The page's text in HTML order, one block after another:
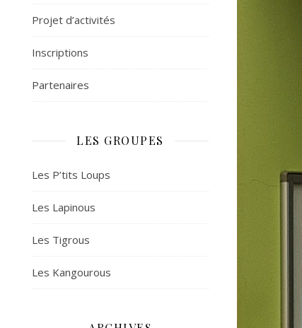
Projet d’activités
Inscriptions
Partenaires
LES GROUPES
Les P’tits Loups
Les Lapinous
Les Tigrous
Les Kangourous